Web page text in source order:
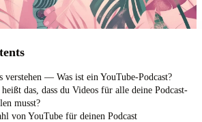
verstehen — Was ist ein YouTube-Podcast?
das, dass du Videos für alle deine Podcast-
musst?
von YouTube für deinen Podcast